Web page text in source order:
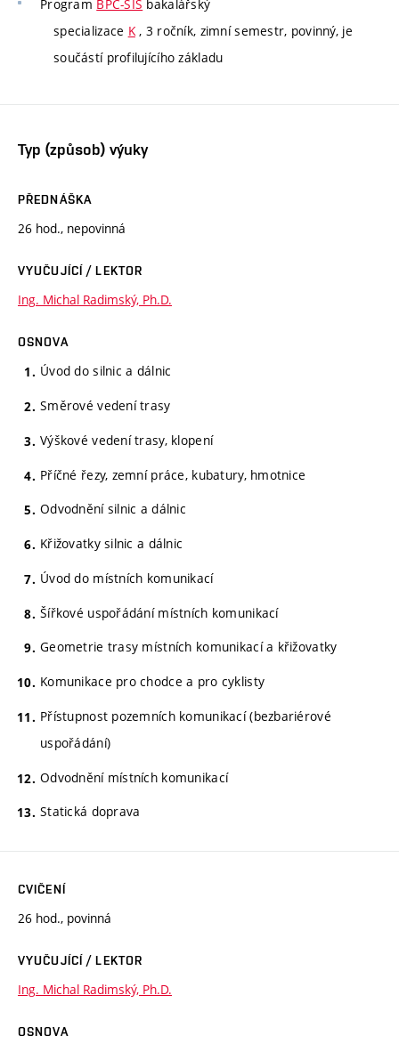
Program BPC-SIS bakalářský
specializace K, 3 ročník, zimní semestr, povinný, je
součástí profilujícího základu
Typ (způsob) výuky
PŘEDNÁŠKA
26 hod., nepovinná
VYUČUJÍCÍ / LEKTOR
Ing. Michal Radimský, Ph.D.
OSNOVA
Úvod do silnic a dálnic
Směrové vedení trasy
Výškové vedení trasy, klopení
Příčné řezy, zemní práce, kubatury, hmotnice
Odvodnění silnic a dálnic
Křižovatky silnic a dálnic
Úvod do místních komunikací
Šířkové uspořádání místních komunikací
Geometrie trasy místních komunikací a křižovatky
Komunikace pro chodce a pro cyklisty
Přístupnost pozemních komunikací (bezbariérové
uspořádání)
Odvodnění místních komunikací
Statická doprava
CVIČENÍ
26 hod., povinná
VYUČUJÍCÍ / LEKTOR
Ing. Michal Radimský, Ph.D.
OSNOVA